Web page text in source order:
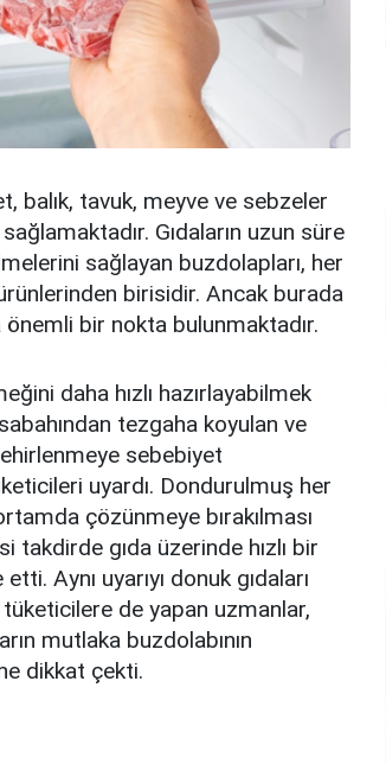
balık, tavuk, meyve ve sebzeler
Gıdaların uzun süre
sağlayan buzdolapları, her
birisidir. Ancak burada
bir nokta bulunmaktadır.
daha hızlı hazırlayabilmek
tezgaha koyulan ve
sebebiyet
uyardı. Dondurulmuş her
çözünmeye bırakılması
gıda üzerinde hızlı bir
Aynı uyarıyı donuk gıdaları
de yapan uzmanlar,
mutlaka buzdolabının
dikkat çekti.